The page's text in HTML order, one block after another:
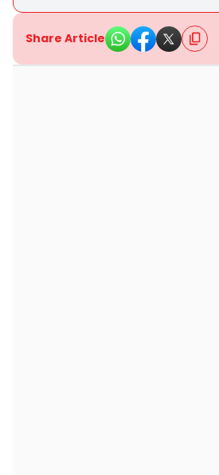
Share Article